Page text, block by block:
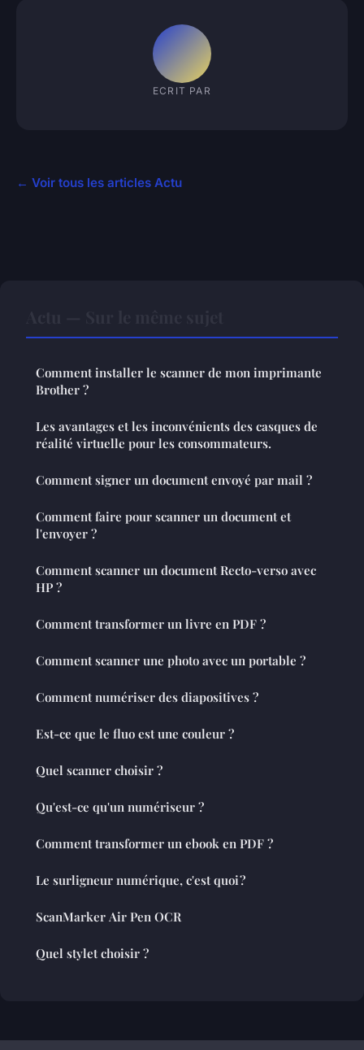
ECRIT PAR
← Voir tous les articles Actu
Comment installer le scanner de mon imprimante
Brother ?
Les avantages et les inconvénients des casques de
réalité virtuelle pour les consommateurs.
Comment signer un document envoyé par mail ?
Comment faire pour scanner un document et
l'envoyer ?
Comment scanner un document Recto-verso avec
HP ?
Comment transformer un livre en PDF ?
Comment scanner une photo avec un portable ?
Comment numériser des diapositives ?
Est-ce que le fluo est une couleur ?
Quel scanner choisir ?
Qu'est-ce qu'un numériseur ?
Comment transformer un ebook en PDF ?
Le surligneur numérique, c'est quoi ?
ScanMarker Air Pen OCR
Quel stylet choisir ?